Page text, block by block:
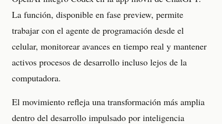
La función, disponible en fase preview, permite
trabajar con el agente de programación desde el
celular, monitorear avances en tiempo real y mantener
activos procesos de desarrollo incluso lejos de la
computadora.
El movimiento refleja una transformación más amplia
dentro del desarrollo impulsado por inteligencia